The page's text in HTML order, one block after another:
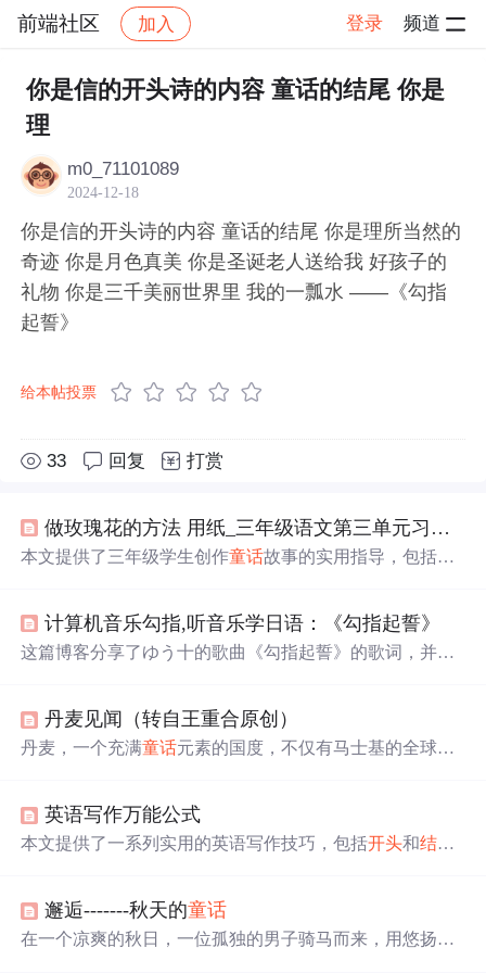
前端社区 加入 登录 频道
社区 前端社区 感慨 帖子详情
你是信的开头诗的内容 童话的结尾 你是
理
m0_71101089
2024-12-18
你是信的开头诗的内容 童话的结尾 你是理所当然的
奇迹 你是月色真美 你是圣诞老人送给我 好孩子的
礼物 你是三千美丽世界里 我的一瓢水 ——《勾指
起誓》
给本帖投票
33 回复 打赏
做玫瑰花的方法 用纸_三年级语文第三单元习作，《编写
本文提供了三年级学生创作童话故事的实用指导，包括如
计算机音乐勾指,听音乐学日语：《勾指起誓》
这篇博客分享了ゆう十的歌曲《勾指起誓》的歌词，并通
童话的结尾’，‘你是圣诞老人送给我的礼物’等，展现了温
柔与坚韧的情感。文章适合日语学习者，通过歌曲感受语
丹麦见闻（转自王重合原创）
丹麦，一个充满童话元素的国度，不仅有马士基的全球航
己的现代童话。本文讲述了丹麦如何克服重重困难，发展
成为世界领先的航运大国和清洁能源先锋。
英语写作万能公式
本文提供了一系列实用的英语写作技巧，包括开头和结尾
邂逅-------秋天的童话
在一个凉爽的秋日，一位孤独的男子骑马而来，用悠扬的